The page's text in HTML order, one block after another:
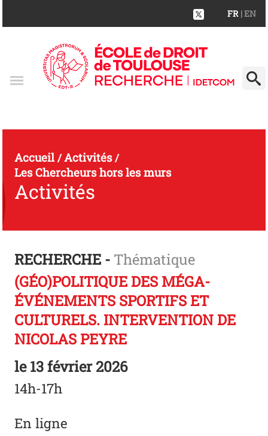
FR | EN
Accueil/Activités/
Les Chercheurs hors les murs
Activités
RECHERCHE - Thématique
(GÉO)POLITIQUE DES MÉGA-
ÉVÉNEMENTS SPORTIFS ET
CULTURELS. INTERVENTION DE
NICOLAS PEYRE
le13 février 2026
14h-17h
En ligne